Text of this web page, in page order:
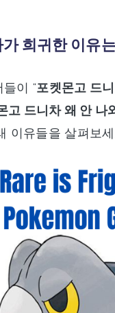
가 희귀한 이유
이 “포켓몬고 드
고 드니차 왜 안 나
이유들을 살펴보세